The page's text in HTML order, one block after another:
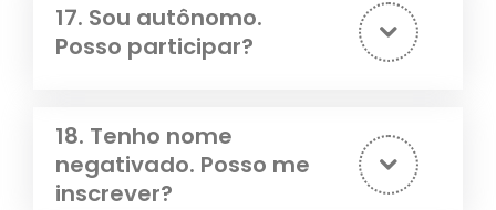
17. Sou autônomo.
Posso participar?
18. Tenho nome
negativado. Posso me
inscrever?